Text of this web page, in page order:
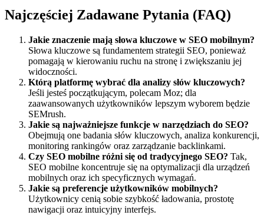
Najczęściej Zadawane Pytania (FAQ)
Jakie znaczenie mają słowa kluczowe w SEO mobilnym?
Słowa kluczowe są fundamentem strategii SEO, ponieważ
pomagają w kierowaniu ruchu na stronę i zwiększaniu jej
widoczności.
Którą platformę wybrać dla analizy słów kluczowych?
Jeśli jesteś początkującym, polecam Moz; dla
zaawansowanych użytkowników lepszym wyborem będzie
SEMrush.
Jakie są najważniejsze funkcje w narzędziach do SEO?
Obejmują one badania słów kluczowych, analiza konkurencji,
monitoring rankingów oraz zarządzanie backlinkami.
Czy SEO mobilne różni się od tradycyjnego SEO? Tak,
SEO mobilne koncentruje się na optymalizacji dla urządzeń
mobilnych oraz ich specyficznych wymagań.
Jakie są preferencje użytkowników mobilnych?
Użytkownicy cenią sobie szybkość ładowania, prostotę
nawigacji oraz intuicyjny interfejs.